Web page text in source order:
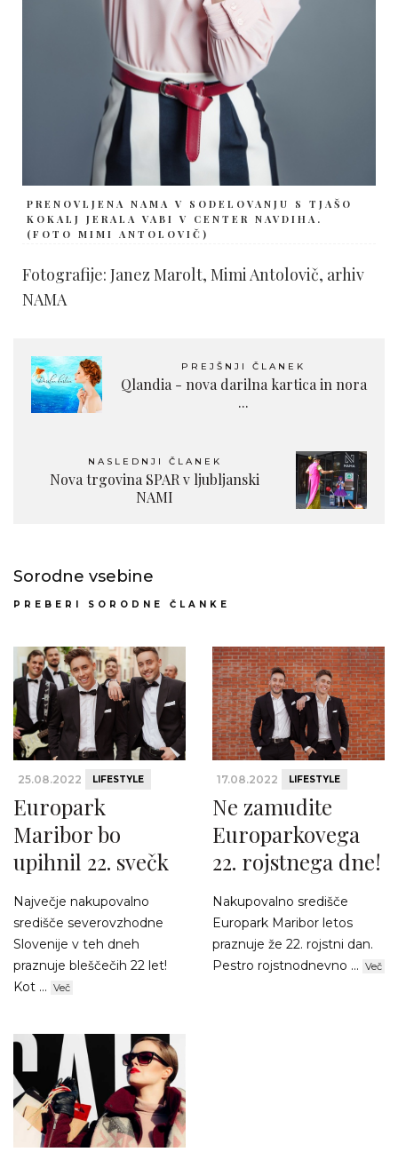
PRENOVLJENA NAMA V SODELOVANJU S TJAŠO
KOKALJ JERALA VABI V CENTER NAVDIHA.
(FOTO MIMI ANTOLOVIČ)
Fotografije: Janez Marolt, Mimi Antolovič, arhiv
NAMA
PREJŠNJI ČLANEK
Qlandia - nova darilna kartica in nora
...
NASLEDNJI ČLANEK
Nova trgovina SPAR v ljubljanski
NAMI
Sorodne vsebine
PREBERI SORODNE ČLANKE
25.08.2022 LIFESTYLE
Europark
Maribor bo
upihnil 22. svečk
Največje nakupovalno
središče severovzhodne
Slovenije v teh dneh
praznuje bleščečih 22 let!
Kot ... Več
17.08.2022 LIFESTYLE
Ne zamudite
Europarkovega
22. rojstnega dne!
Nakupovalno središče
Europark Maribor letos
praznuje že 22. rojstni dan.
Pestro rojstnodnevno ... Več